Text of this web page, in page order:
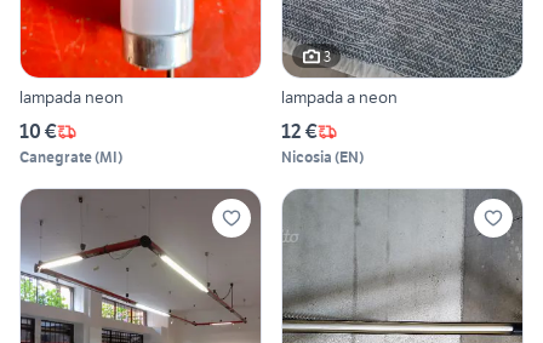
lampada neon
10 €
Canegrate(MI)
3
lampada a neon
12 €
Nicosia (EN)